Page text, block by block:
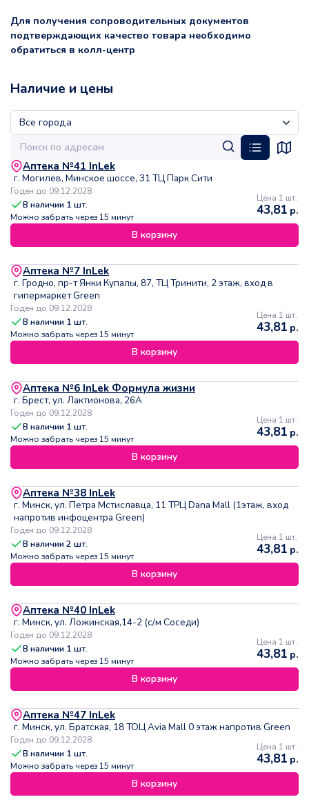
Для получения сопроводительных документов
подтверждающих качество товара необходимо
обратиться в колл-центр
Наличие и цены
Аптека №41 InLek
г. Могилев, Минское шоссе, 31 ТЦ Парк Сити
Годен до 09.12.2028
В наличии 1 шт.
Можно забрать через 15 минут
Цена 1 шт.
43,81 р.
В корзину
Аптека №7 InLek
г. Гродно, пр-т Янки Купалы, 87, ТЦ Тринити, 2 этаж, вход в
гипермаркет Green
Годен до 09.12.2028
В наличии 1 шт.
Можно забрать через 15 минут
Цена 1 шт.
43,81 р.
В корзину
Аптека №6 InLek Формула жизни
г. Брест, ул. Лактионова, 26А
Годен до 09.12.2028
В наличии 1 шт.
Можно забрать через 15 минут
Цена 1 шт.
43,81 р.
В корзину
Аптека №38 InLek
г. Минск, ул. Петра Мстиславца, 11 ТРЦ Dana Mall (1этаж, вход
напротив инфоцентра Green)
Годен до 09.12.2028
В наличии2 шт.
Можно забрать через 15 минут
Цена 1 шт.
43,81 р.
В корзину
Аптека №40 InLek
г. Минск, ул. Ложинская,14-2 (с/м Соседи)
Годен до 09.12.2028
В наличии 1 шт.
Можно забрать через 15 минут
Цена 1 шт.
43,81 р.
В корзину
Аптека №47 InLek
г. Минск, ул. Братская, 18 ТОЦ Avia Mall 0 этаж напротив Green
Годен до 09.12.2028
В наличии 1 шт.
Можно забрать через 15 минут
Цена 1 шт.
43,81 р.
В корзину